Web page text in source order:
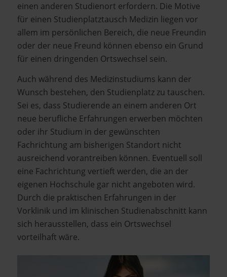
einen anderen Studienort erfordern. Die Motive
für einen Studienplatztausch Medizin liegen vor
allem im persönlichen Bereich, die neue Freundin
oder der neue Freund können ebenso ein Grund
für einen dringenden Ortswechsel sein.
Auch während des Medizinstudiums kann der
Wunsch bestehen, den Studienplatz zu tauschen.
Sei es, dass Studierende an einem anderen Ort
neue berufliche Erfahrungen erwerben möchten
oder ihr Studium in der gewünschten
Fachrichtung am bisherigen Standort nicht
ausreichend vorantreiben können. Eventuell soll
eine Fachrichtung vertieft werden, die an der
eigenen Hochschule gar nicht angeboten wird.
Durch die praktischen Erfahrungen in der
Vorklinik und im klinischen Studienabschnitt kann
sich herausstellen, dass ein Ortswechsel
vorteilhaft wäre.